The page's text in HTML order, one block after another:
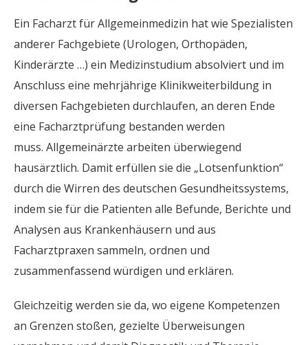
Ein Facharzt für Allgemeinmedizin hat wie Spezialisten
anderer Fachgebiete (Urologen, Orthopäden,
Kinderärzte …) ein Medizinstudium absolviert und im
Anschluss eine mehrjährige Klinikweiterbildung in
diversen Fachgebieten durchlaufen, an deren Ende
eine Facharztprüfung bestanden werden
muss. Allgemeinärzte arbeiten überwiegend
hausärztlich. Damit erfüllen sie die „Lotsenfunktion“
durch die Wirren des deutschen Gesundheitssystems,
indem sie für die Patienten alle Befunde, Berichte und
Analysen aus Krankenhäusern und aus
Facharztpraxen sammeln, ordnen und
zusammenfassend würdigen und erklären.
Gleichzeitig werden sie da, wo eigene Kompetenzen
an Grenzen stoßen, gezielte Überweisungen